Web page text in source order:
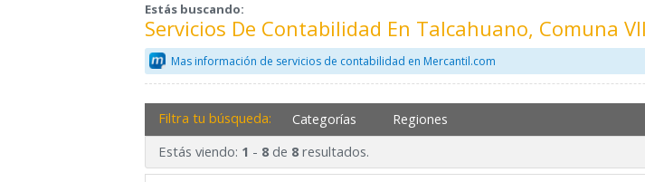
Estás buscando:
Servicios De Contabilidad En Talcahuano, Comuna
Mas información de servicios de contabilidad en Mercantil.com
Filtra tu búsqueda: Categorías Regiones
Estás viendo: 1 - 8de 8resultados.